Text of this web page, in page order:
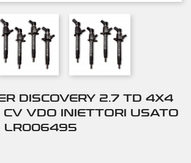
DISCOVERY 2.7 TD 4X4
CV VDO INIETTORI USATO
LR006495